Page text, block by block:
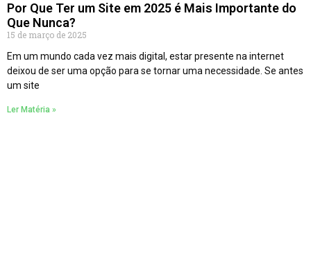
Por Que Ter um Site em 2025 é Mais Importante do
Que Nunca?
15 de março de 2025
Em um mundo cada vez mais digital, estar presente na internet
deixou de ser uma opção para se tornar uma necessidade. Se antes
um site
Ler Matéria »